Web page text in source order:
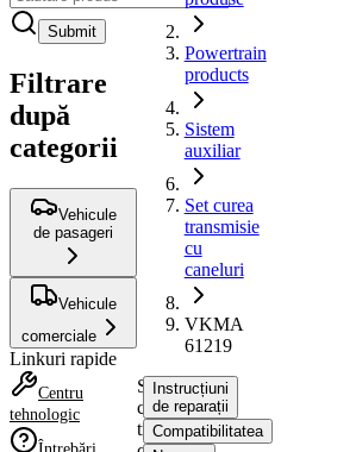
Submit
Filtrare
după
categorii
Vehicule
de pasageri
Vehicule
comerciale
Linkuri rapide
Centru
tehnologic
Powertrain
products
Sistem
auxiliar
Set curea
transmisie
cu
caneluri
VKMA
61219
Set
curea
transmisie
Instrucțiuni
de reparații
Compatibilitatea